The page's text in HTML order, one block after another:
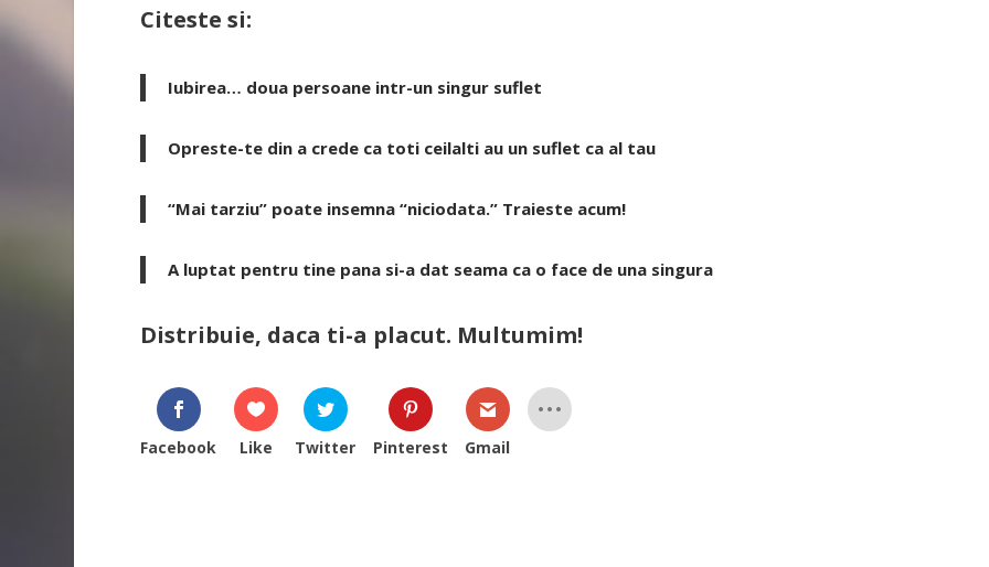
Citeste si:
Iubirea… doua persoane intr-un singur suflet
Opreste-te din a crede ca toti ceilalti au un suflet ca al tau
“Mai tarziu” poate insemna “niciodata.” Traieste acum!
A luptat pentru tine pana si-a dat seama ca o face de una singura
Distribuie, daca ti-a placut. Multumim!
Facebook Like Twitter Pinterest Gmail